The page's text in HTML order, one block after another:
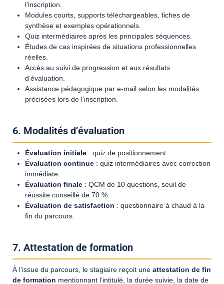
l’inscription.
Modules courts, supports téléchargeables, fiches de
synthèse et exemples opérationnels.
Quiz intermédiaires après les principales séquences.
Études de cas inspirées de situations professionnelles
réelles.
Accès au suivi de progression et aux résultats
d’évaluation.
Assistance pédagogique par e-mail selon les modalités
précisées lors de l’inscription.
6. Modalités d’évaluation
Évaluation initiale : quiz de positionnement.
Évaluation continue : quiz intermédiaires avec correction
immédiate.
Évaluation finale : QCM de 10 questions, seuil de
réussite conseillé de 70 %.
Évaluation de satisfaction : questionnaire à chaud à la
fin du parcours.
7. Attestation de formation
À l’issue du parcours, le stagiaire reçoit une attestation de fin
de formation mentionnant l’intitulé, la durée suivie, la date de